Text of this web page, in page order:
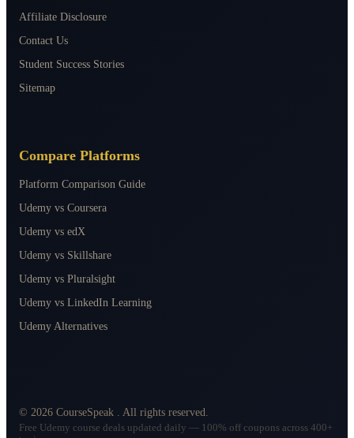
Affiliate Disclosure
Contact Us
Student Success Stories
Sitemap
Compare Platforms
Platform Comparison Guide
Udemy vs Coursera
Udemy vs edX
Udemy vs Skillshare
Udemy vs Pluralsight
Udemy vs LinkedIn Learning
Udemy Alternatives
© 2026 CourseSpeak . All rights reserved.
Free Udemy course deals updated daily — 100% off coupons across 400+